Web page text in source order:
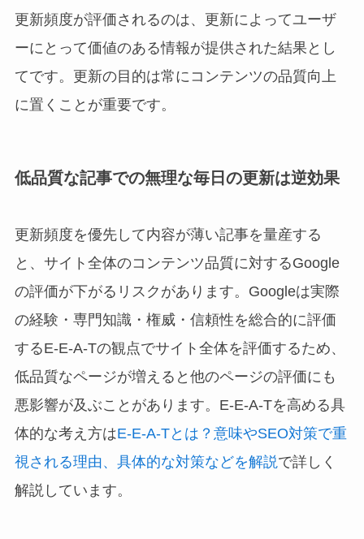
更新頻度が評価されるのは、更新によってユーザ
ーにとって価値のある情報が提供された結果とし
てです。更新の目的は常にコンテンツの品質向上
に置くことが重要です。
低品質な記事での無理な毎日の更新は逆効果
更新頻度を優先して内容が薄い記事を量産する
と、サイト全体のコンテンツ品質に対するGoogle
の評価が下がるリスクがあります。Googleは実際
の経験・専門知識・権威・信頼性を総合的に評価
するE-E-A-Tの観点でサイト全体を評価するため、
低品質なページが増えると他のページの評価にも
悪影響が及ぶことがあります。E-E-A-Tを高める具
体的な考え方はE-E-A-Tとは？意味やSEO対策で重
視される理由、具体的な対策などを解説で詳しく
解説しています。